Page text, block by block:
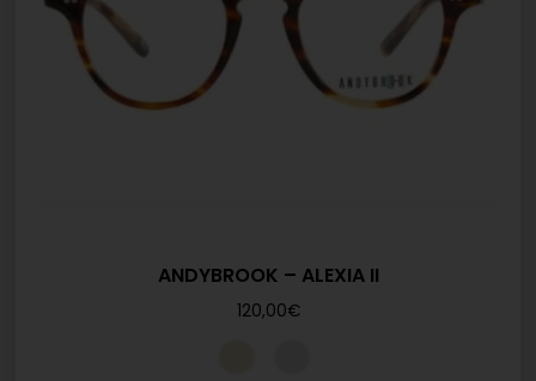
ANDYBROOK – ALEXIA II
120,00€